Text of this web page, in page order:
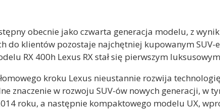
obecnie jako czwarta generacja modelu, z
do klientów pozostaje najchętniej kupowanym
RX 400h Lexus RX stał się pierwszym
kroku Lexus nieustannie rozwija
znaczenie w rozwoju SUV-ów nowych generacji, w
roku, a następnie kompaktowego modelu UX,